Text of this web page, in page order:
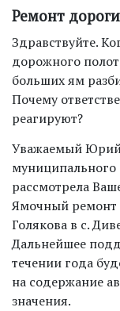
Ремонт дороги
Здравствуйте.
дорожного
больших ям
Почему
реагируют?
Уважаемый
муниципального
рассмотрела
Ямочный ремонт
Голякова в с.
Дальнейшее
течении года
на содержание
значения.